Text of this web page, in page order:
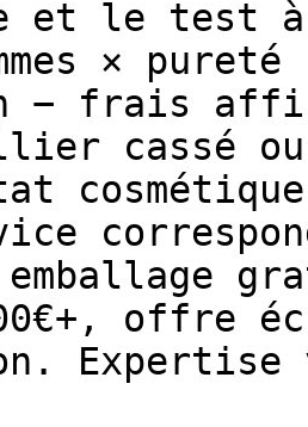
et le test à
×
− frais
cassé ou
offre
Expertise